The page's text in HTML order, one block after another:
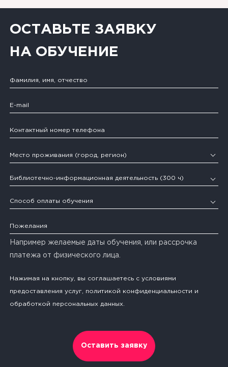
ОСТАВЬТЕ ЗАЯВКУ
НА ОБУЧЕНИЕ
Библиотечно-информационная деятельность (300 ч)
Способ оплаты обучения
Например желаемые даты обучения, или рассрочка
платежа от физического лица.
Нажимая на кнопку, вы соглашаетесь c условиями
предоставления услуг, политикой конфиденциальности и
обработкой персональных данных.
Оставить заявку